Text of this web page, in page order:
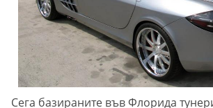
Сега базираните във Флорида